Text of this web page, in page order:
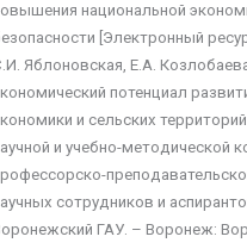
национальной
[Электронный
Яблоновская, Е.А.
потенциал
и сельских
и учебно-методической
сотрудников и
ГАУ. – Воронеж: